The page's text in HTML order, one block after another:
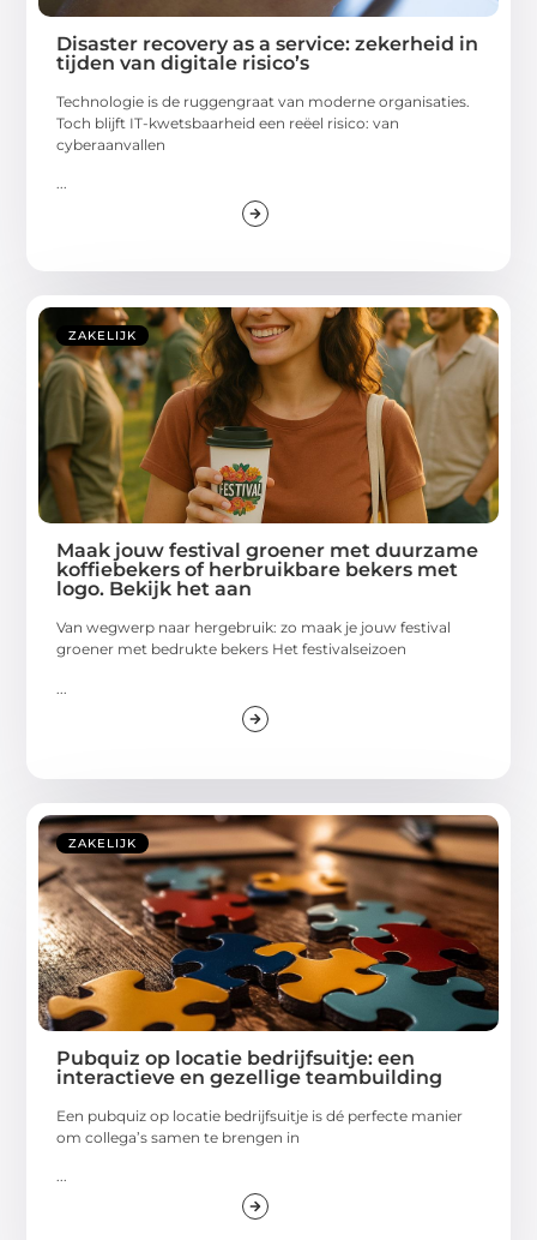
Disaster recovery as a service: zekerheid in
tijden van digitale risico’s
Technologie is de ruggengraat van moderne organisaties.
Toch blijft IT-kwetsbaarheid een reëel risico: van
cyberaanvallen
...
ZAKELIJK
Maak jouw festival groener met duurzame
koffiebekers of herbruikbare bekers met
logo. Bekijk het aan
Van wegwerp naar hergebruik: zo maak je jouw festival
groener met bedrukte bekers Het festivalseizoen
ZAKELIJK
Pubquiz op locatie bedrijfsuitje: een
interactieve en gezellige teambuilding
Een pubquiz op locatie bedrijfsuitje is dé perfecte manier
om collega’s samen te brengen in
...